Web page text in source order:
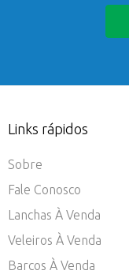
Links rápidos
Sobre
Fale Conosco
Lanchas À Venda
Veleiros À Venda
Barcos À Venda